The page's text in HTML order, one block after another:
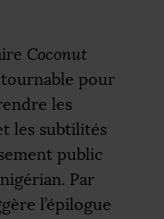
Coconut
pour
les
les subtilités
public
Par
l’épilogue